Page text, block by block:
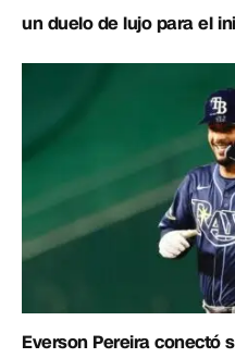
un duelo de lujo para el
Everson Pereira conectó